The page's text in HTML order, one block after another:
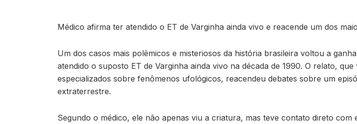
Médico afirma ter atendido o ET de Varginha ainda vivo e reacende um dos
Um dos casos mais polêmicos e misteriosos da história brasileira voltou a
atendido o suposto ET de Varginha ainda vivo na década de 1990. O relato,
especializados sobre fenômenos ufológicos, reacendeu debates sobre um
extraterrestre.
Segundo o médico, ele não apenas viu a criatura, mas teve contato direto